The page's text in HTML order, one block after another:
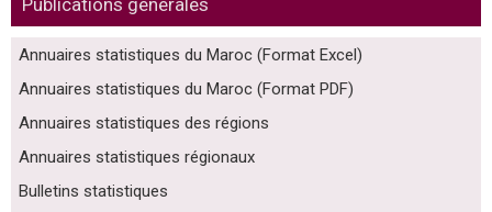
Publications générales
Annuaires statistiques du Maroc (Format Excel)
Annuaires statistiques du Maroc (Format PDF)
Annuaires statistiques des régions
Annuaires statistiques régionaux
Bulletins statistiques